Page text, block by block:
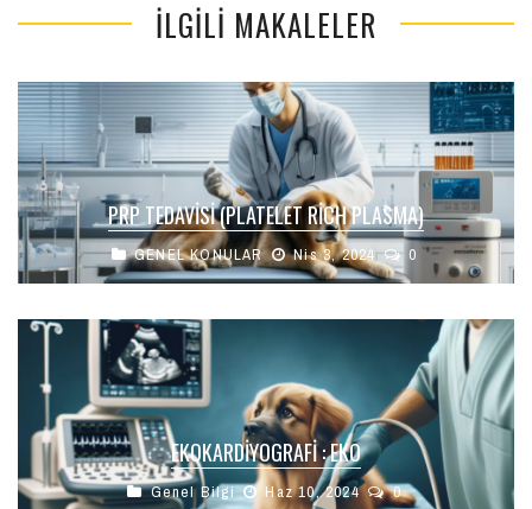
İLGILI MAKALELER
PRP TEDAVISI (PLATELET RICH PLASMA)
GENEL KONULAR Nis 3, 2024 0
EKOKARDIYOGRAFI : EKO
Genel Bilgi Haz 10, 2024 0